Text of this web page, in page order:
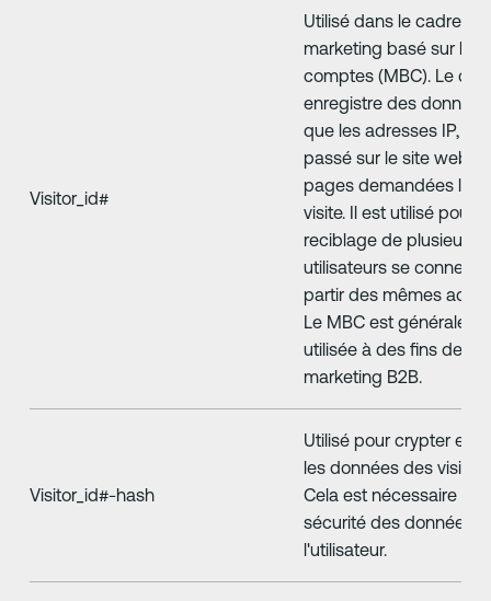
Visitor_id#
Utilisé dans le cadre du
marketing basé sur les
comptes (MBC). Le
enregistre des
que les adresses IP, le
passé sur le site web
pages demandées lors
visite. Il est utilisé pour le
reciblage de plusieurs
utilisateurs se
partir des mêmes
Le MBC est
utilisée à des fins de
marketing B2B.
Visitor_id#-hash
Utilisé pour crypter et
les données des
Cela est nécessaire
sécurité des données
l'utilisateur.